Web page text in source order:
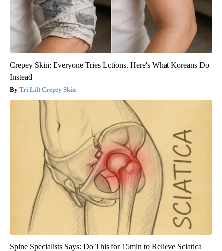
Crepey Skin: Everyone Tries Lotions. Here's What Koreans Do
Instead
Tri Lift Crepey Skin
Spine Specialists Says: Do This for 15min to Relieve Sciatica